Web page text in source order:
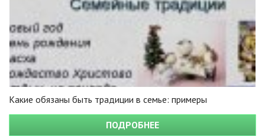
Какие обязаны быть традиции в семье: примеры
ПОДРОБНЕЕ